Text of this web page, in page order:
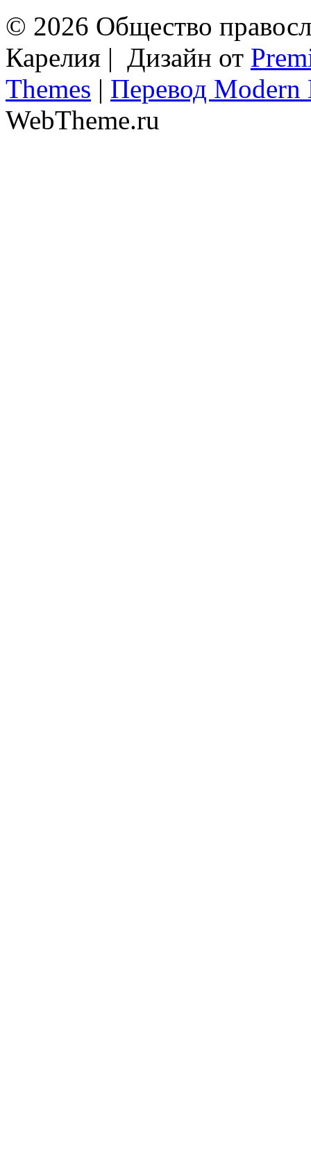
© 2026 Общество
Карелия | Дизайн от
Themes | Перевод Modern
WebTheme.ru